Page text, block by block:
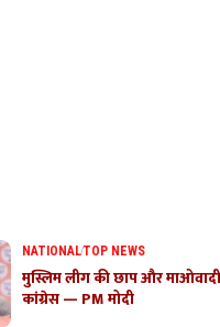
NATIONALTOP NEWS
मुस्लिम लीग की छाप और
कांग्रेस — PM मोदी